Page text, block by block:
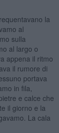
la
al
sulla
al largo o
appena il ritmo
il rumore di
portava
in fila,
e calce che
il giorno e la
La cala